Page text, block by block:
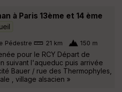
à Paris 13ème et 14 ème
Pédestre 21 km 150 m
pour le RCY Départ de
suivant l'aqueduc puis arrivée
Bauer / rue des Thermophyles,
, village alsacien »